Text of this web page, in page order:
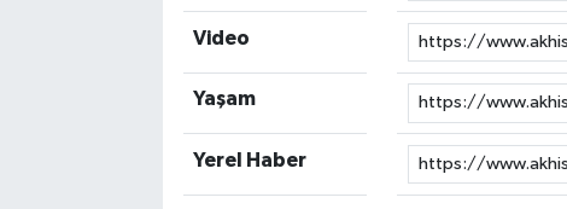
Video
Yaşam
Yerel Haber